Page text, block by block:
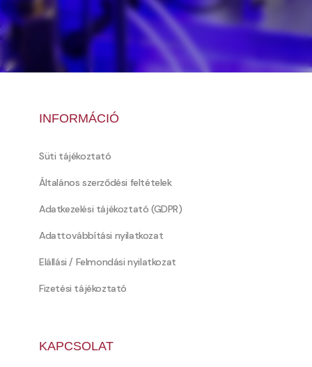
INFORMÁCIÓ
Süti tájékoztató
Általános szerződési feltételek
Adatkezelési tájékoztató (GDPR)
Adattovábbítási nyilatkozat
Elállási / Felmondási nyilatkozat
Fizetési tájékoztató
KAPCSOLAT